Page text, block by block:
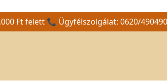
Ft felett 📞 Ügyfélszolgálat: 0620/